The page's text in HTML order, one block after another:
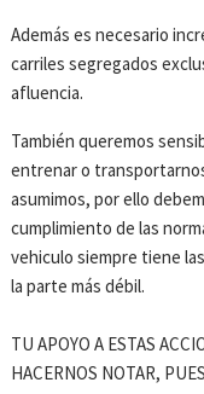
Además es necesario
carriles segregados
afluencia.
También queremos
entrenar o
asumimos, por ello
cumplimiento de las
vehiculo siempre tiene
la parte más débil.
TU APOYO A ESTAS
HACERNOS NOTAR,